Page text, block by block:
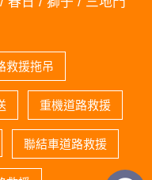
救援拖吊
重機道路救援
聯結車道路救援